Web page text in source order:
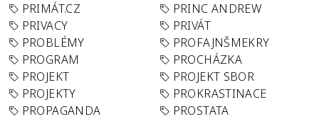
PRIMÁT.CZ
PRINC ANDREW
PRIVACY
PRIVÁT
PROBLÉMY
PROFAJNŠMEKRY
PROGRAM
PROCHÁZKA
PROJEKT
PROJEKT SBOR
PROJEKTY
PROKRASTINACE
PROPAGANDA
PROSTATA